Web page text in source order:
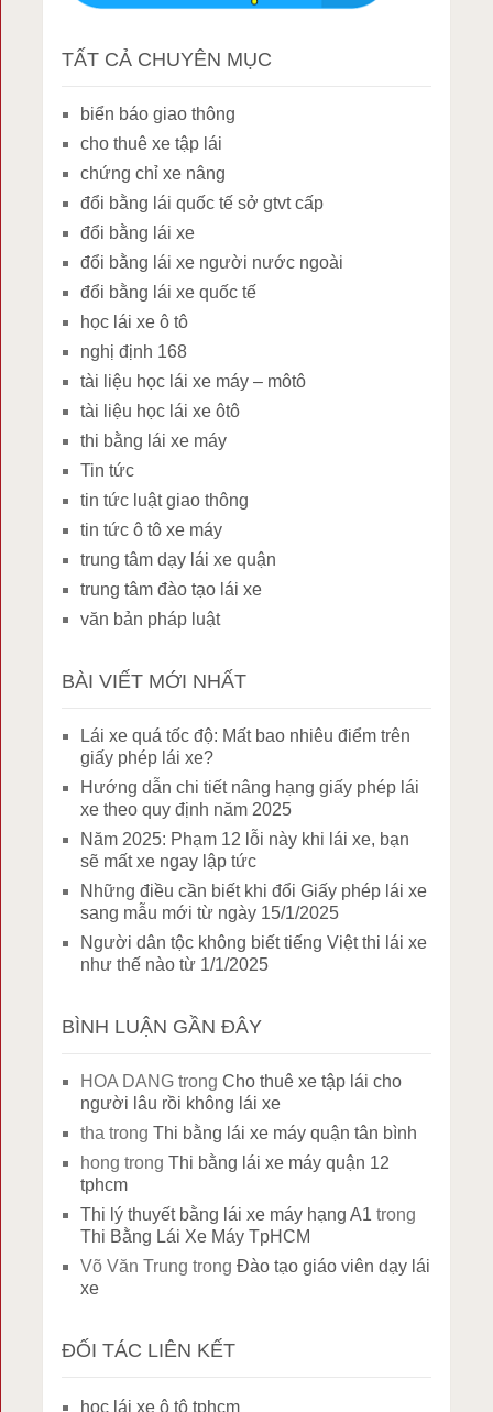
TẤT CẢ CHUYÊN MỤC
biển báo giao thông
cho thuê xe tập lái
chứng chỉ xe nâng
đổi bằng lái quốc tế sở gtvt cấp
đổi bằng lái xe
đổi bằng lái xe người nước ngoài
đổi bằng lái xe quốc tế
học lái xe ô tô
nghị định 168
tài liệu học lái xe máy – môtô
tài liệu học lái xe ôtô
thi bằng lái xe máy
Tin tức
tin tức luật giao thông
tin tức ô tô xe máy
trung tâm dạy lái xe quận
trung tâm đào tạo lái xe
văn bản pháp luật
BÀI VIẾT MỚI NHẤT
Lái xe quá tốc độ: Mất bao nhiêu điểm trên
giấy phép lái xe?
Hướng dẫn chi tiết nâng hạng giấy phép lái
xe theo quy định năm 2025
Năm 2025: Phạm 12 lỗi này khi lái xe, bạn
sẽ mất xe ngay lập tức
Những điều cần biết khi đổi Giấy phép lái xe
sang mẫu mới từ ngày 15/1/2025
Người dân tộc không biết tiếng Việt thi lái xe
như thế nào từ 1/1/2025
BÌNH LUẬN GẦN ĐÂY
HOA DANG trongCho thuê xe tập lái cho
người lâu rồi không lái xe
tha trongThi bằng lái xe máy quận tân bình
hong trongThi bằng lái xe máy quận 12
tphcm
Thi lý thuyết bằng lái xe máy hạng A1 trong
Thi Bằng Lái Xe Máy TpHCM
Võ Văn Trung trongĐào tạo giáo viên dạy lái
xe
ĐỐI TÁC LIÊN KẾT
học lái xe ô tô tphcm